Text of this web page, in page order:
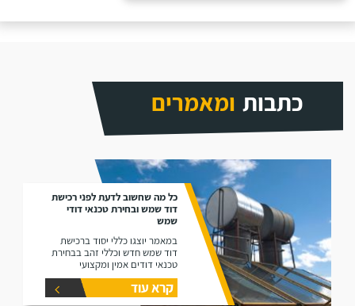
כתבות ומאמרים
כל מה שחשוב לדעת לפני רכישת
דוד שמש ובחירת טכנאי דודי
שמש
במאמר יוצגו כללי יסוד ברכישת
דוד שמש חדש וכללי זהב בבחירת
טכנאי דודים אמין ומקצועי
קרא עוד